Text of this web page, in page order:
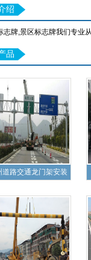
绍
志牌,景区标志牌我们专业
品
道路交通龙门架安装